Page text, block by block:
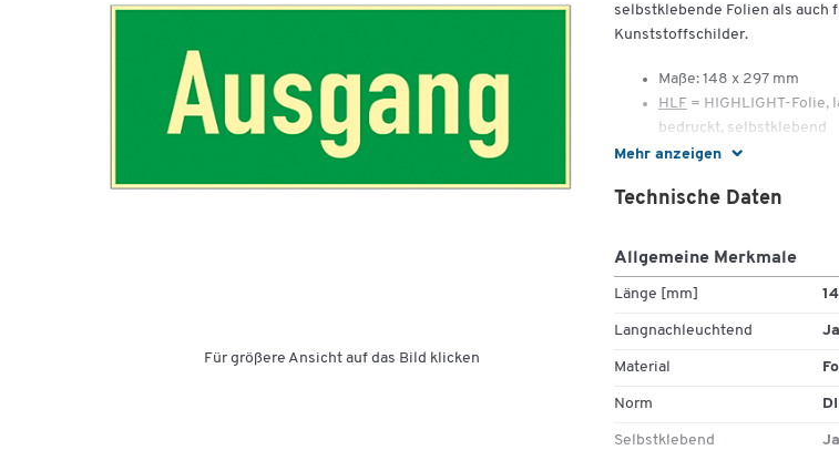
Für größere Ansicht auf das Bild klicken
Mehr anzeigen
selbstklebende Folien als auch
Kunststoffschilder.
Maße: 148 x 297 mm
HLF = HIGHLIGHT-Folie,
bedruckt, selbstklebend
HLK= HIGHLIGHT-
Rettungszeichen nach ASR
Lt. ASR A 1.3 müssen alle
Brandschutz- und
einsetzen.
Technische Daten
Allgemeine Merkmale
Länge [mm]
Langnachleuchtend Ja
Material
Norm
Selbstklebend Ja